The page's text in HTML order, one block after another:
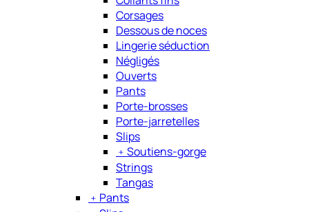
Corsages
Dessous de noces
Lingerie séduction
Négligés
Ouverts
Pants
Porte-brosses
Porte-jarretelles
Slips
﹢ Soutiens-gorge
Strings
Tangas
﹢ Pants